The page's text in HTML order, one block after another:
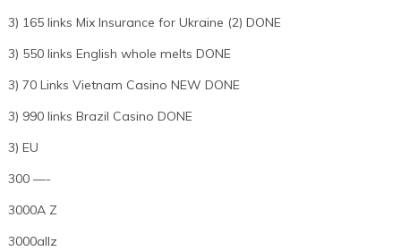
3) 165 links Mix Insurance for Ukraine (2) DONE
3) 550 links English whole melts DONE
3) 70 Links Vietnam Casino NEW DONE
3) 990 links Brazil Casino DONE
3) EU
300 —-
3000A Z
3000allz